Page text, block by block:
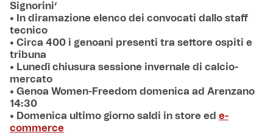
Signorini’
• In diramazione elenco dei convocati dallo staff
tecnico
• Circa 400 i genoani presenti tra settore ospiti e
tribuna
• Lunedì chiusura sessione invernale di calcio-
mercato
• Genoa Women-Freedom domenica ad Arenzano
14:30
• Domenica ultimo giorno saldi in store ed e-
commerce